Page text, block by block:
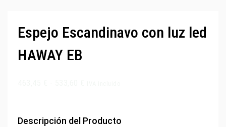
Espejo Escandinavo con luz led
HAWAY EB
Descripción del Producto